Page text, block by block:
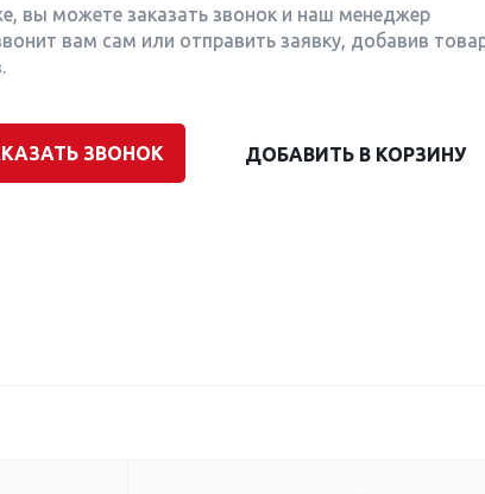
вы можете заказать звонок и наш менеджер
вам сам или отправить заявку, добавив
ЗВОНОК ДОБАВИТЬ В КОРЗИНУ